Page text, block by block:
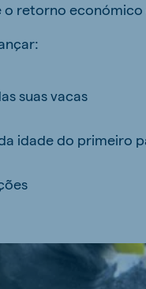
retorno económico
suas vacas
idade do primeiro